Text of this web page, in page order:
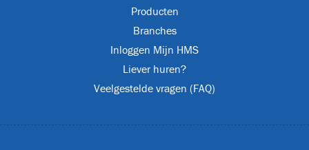
Producten
Branches
Inloggen Mijn HMS
Liever huren?
Veelgestelde vragen (FAQ)